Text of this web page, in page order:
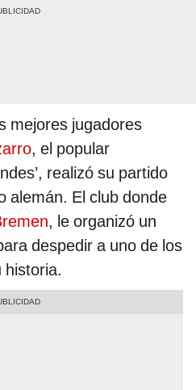
mejores jugadores
, el popular
realizó su partido
alemán. El club donde
, le organizó un
despedir a uno de los
historia.